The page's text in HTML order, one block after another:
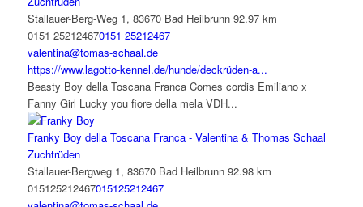
Stallauer-Berg-Weg 1, 83670 Bad Heilbrunn 92.97 km
0151 252124670151 25212467
valentina@tomas-schaal.de
https://www.lagotto-kennel.de/hunde/deckrüden-a...
Beasty Boy della Toscana Franca Comes cordis Emiliano x
Fanny Girl Lucky you fiore della mela VDH...
Franky Boy della Toscana Franca - Valentina & Thomas Schaal
Zuchtrüden
Stallauer-Bergweg 1, 83670 Bad Heilbrunn 92.98 km
015125212467015125212467